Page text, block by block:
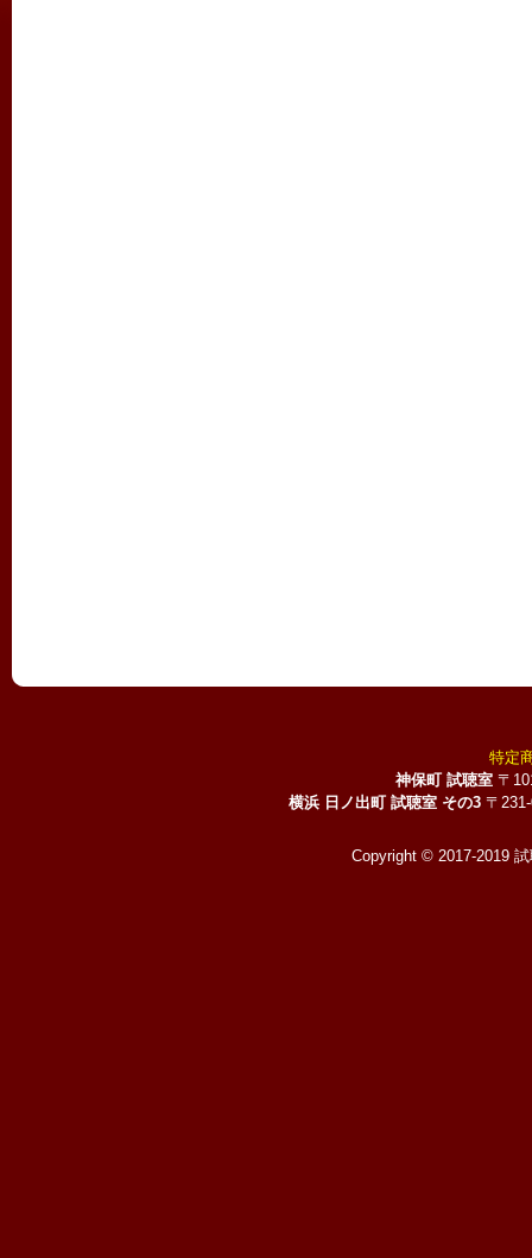
特定
神保町 試聴室 〒
横浜 日ノ出町 試聴室 その3 〒
Copyright © 2017-2019